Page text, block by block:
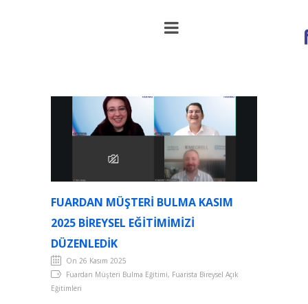
Bireysel Eğitimimizi Düzenledik
FUARDAN MÜŞTERI BULMA KASIM
2025 BIREYSEL EĞITIMIMIZI
DÜZENLEDIK
On 26 Kasım 2025
Fuardan Müşteri Bulma Eğitimi, Fuarista Bireysel Açık
Eğitimleri